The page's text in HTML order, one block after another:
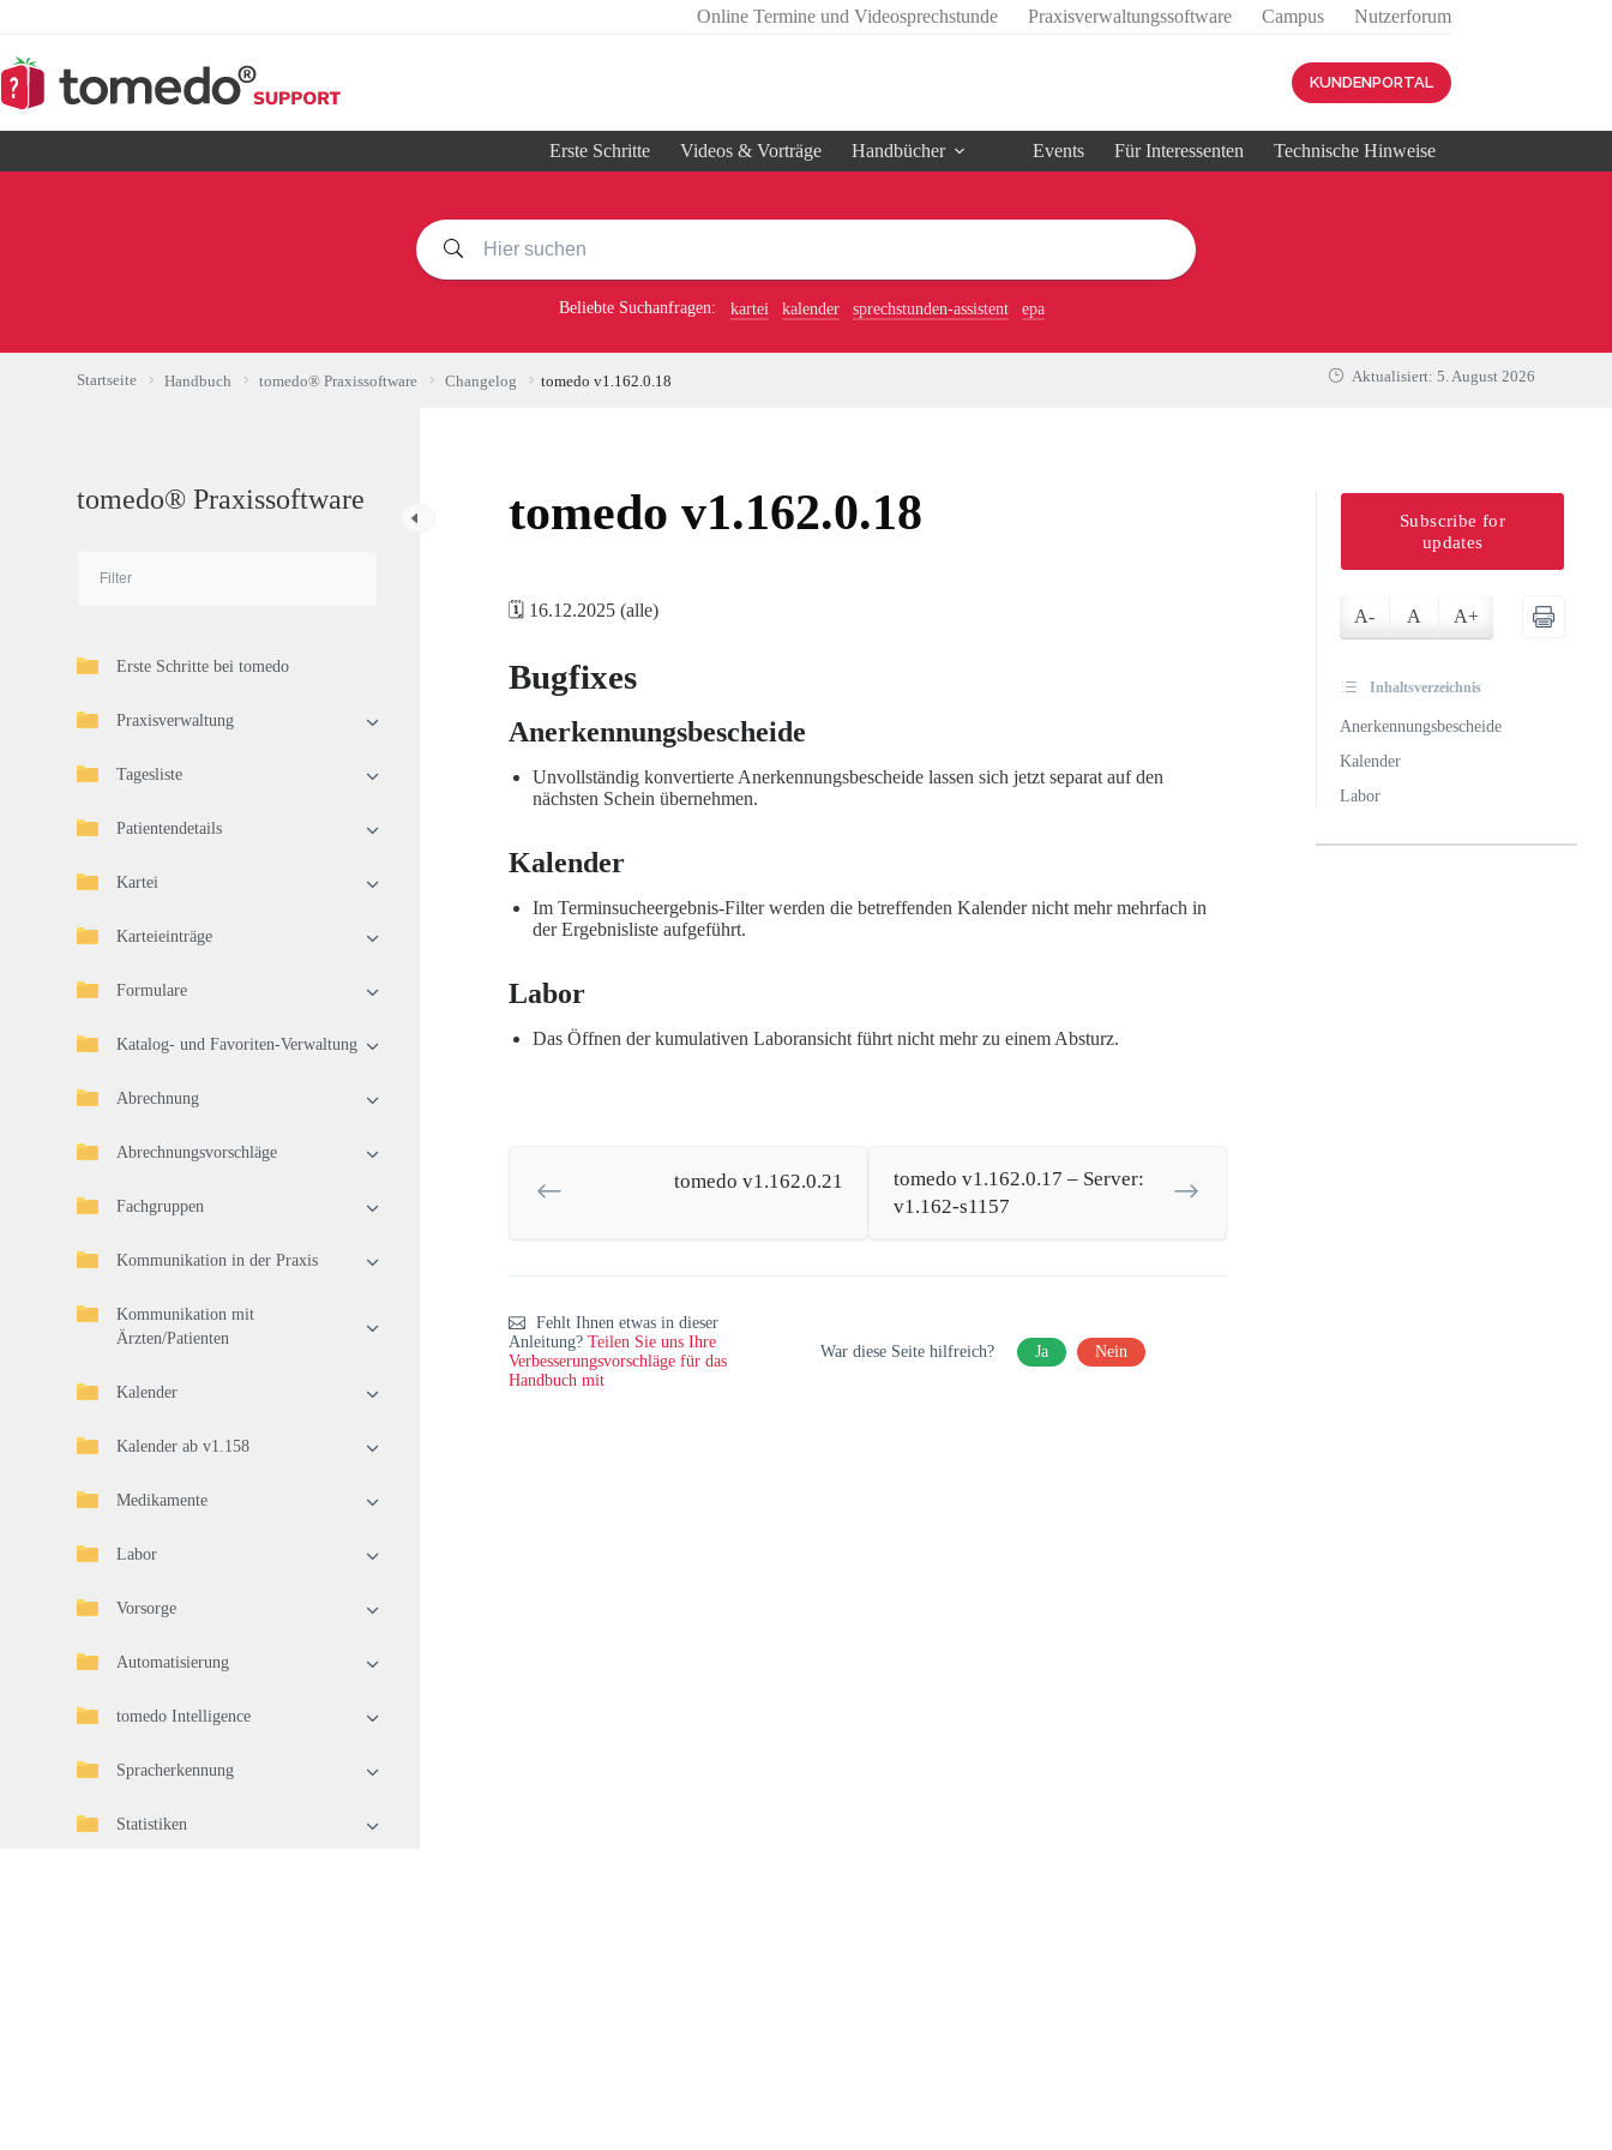
springen
Online Termine und Videosprechstunde Praxisverwaltungssoftware Campus Nutzerforum
KUNDENPORTAL
Erste Schritte Videos & Vorträge Handbücher Events Für Interessenten Technische Hinweise
Beliebte Suchanfragen: kartei kalender sprechstunden-assistent epa
Startseite Handbuch tomedo® Praxissoftware Changelog tomedo v1.162.0.18 Aktualisiert: 5. August 2026
tomedo® Praxissoftware
Erste Schritte bei tomedo
Praxisverwaltung
Tagesliste
Patientendetails
Kartei
Karteieinträge
Formulare
Katalog- und Favoriten-Verwaltung
Abrechnung
Abrechnungsvorschläge
Fachgruppen
Kommunikation in der Praxis
Kommunikation mit
Ärzten/Patienten
Kalender
Kalender ab v1.158
Medikamente
Labor
Vorsorge
Automatisierung
tomedo Intelligence
Spracherkennung
Statistiken
tomedo v1.162.0.18
🗓️ 16.12.2025 (alle)
Bugfixes
Anerkennungsbescheide
Unvollständig konvertierte Anerkennungsbescheide lassen sich jetzt separat auf den
nächsten Schein übernehmen.
Kalender
Im Terminsucheergebnis-Filter werden die betreffenden Kalender nicht mehr mehrfach in
der Ergebnisliste aufgeführt.
Labor
Das Öffnen der kumulativen Laboransicht führt nicht mehr zu einem Absturz.
tomedo v1.162.0.21
tomedo v1.162.0.17 – Server:
v1.162-s1157
Fehlt Ihnen etwas in dieser
Anleitung? Teilen Sie uns Ihre
Verbesserungsvorschläge für das
Handbuch mit
War diese Seite hilfreich? Ja Nein
Subscribe for
updates
A- A A+
Inhaltsverzeichnis
Anerkennungsbescheide
Kalender
Labor